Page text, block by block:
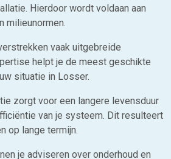
Hierdoor wordt voldaan aan
milieunormen.
vaak uitgebreide
helpt je de meest geschikte
situatie in Losser.
zorgt voor een langere levensduur
van je systeem. Dit resulteert
op lange termijn.
je adviseren over onderhoud en